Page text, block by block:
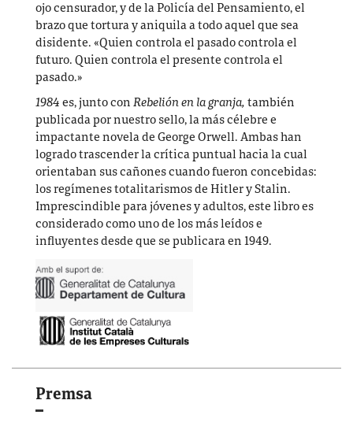
ojo censurador, y de la Policía del Pensamiento, el
brazo que tortura y aniquila a todo aquel que sea
disidente. «Quien controla el pasado controla el
futuro. Quien controla el presente controla el
pasado.»
1984 es, junto con Rebelión en la granja, también
publicada por nuestro sello, la más célebre e
impactante novela de George Orwell. Ambas han
logrado trascender la crítica puntual hacia la cual
orientaban sus cañones cuando fueron concebidas:
los regímenes totalitarismos de Hitler y Stalin.
Imprescindible para jóvenes y adultos, este libro es
considerado como uno de los más leídos e
influyentes desde que se publicara en 1949.
Premsa